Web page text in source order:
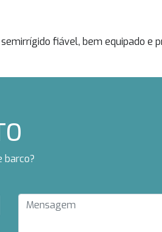
fiável, bem equipado e
barco?